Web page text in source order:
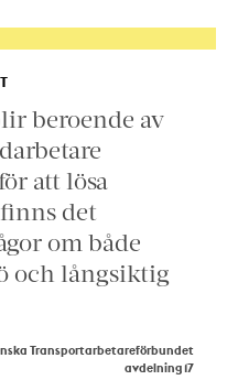
beroende av
att lösa
det
om både
och långsiktig
Transportarbetareförbundet
avdelning 17